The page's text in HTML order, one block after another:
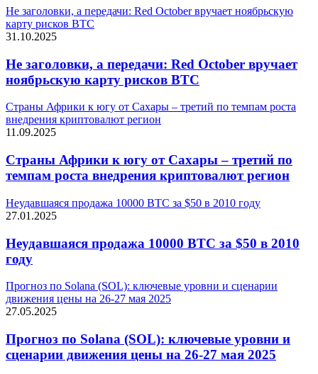
Не заголовки, а передачи: Red October вручает ноябрьскую
карту рисков BTC
31.10.2025
Не заголовки, а передачи: Red October вручает
ноябрьскую карту рисков BTC
Страны Африки к югу от Сахары – третий по темпам роста
внедрения криптовалют регион
11.09.2025
Страны Африки к югу от Сахары – третий по
темпам роста внедрения криптовалют регион
Неудавшаяся продажа 10000 BTC за $50 в 2010 году
27.01.2025
Неудавшаяся продажа 10000 BTC за $50 в 2010
году
Прогноз по Solana (SOL): ключевые уровни и сценарии
движения цены на 26-27 мая 2025
27.05.2025
Прогноз по Solana (SOL): ключевые уровни и
сценарии движения цены на 26-27 мая 2025